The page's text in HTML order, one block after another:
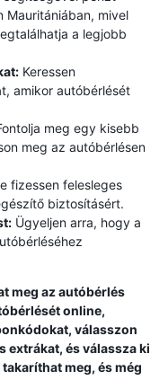
Mauritániában, mivel
a legjobb
Keressen
amikor autóbérlését
meg egy kisebb
meg az autóbérlésen
fizessen felesleges
biztosításért.
Ügyeljen arra, hogy a
meg az autóbérlés
online,
válasszon
extrákat, és válassza ki
meg, és még